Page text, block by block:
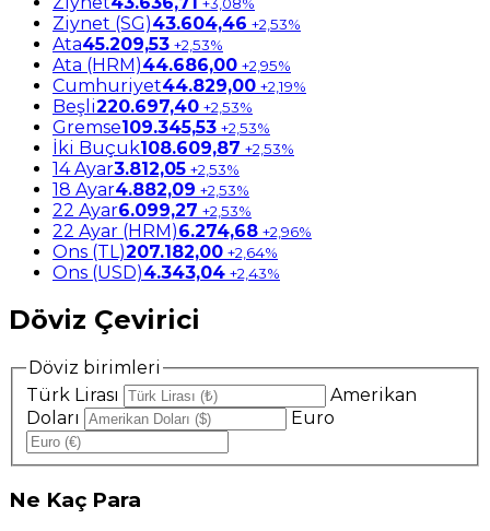
Ziynet (SG)43.604,46 +2,53%
Ata45.209,53 +2,53%
Ata (HRM)44.686,00 +2,95%
Cumhuriyet44.829,00 +2,19%
Beşli220.697,40 +2,53%
Gremse109.345,53 +2,53%
İki Buçuk108.609,87 +2,53%
14 Ayar3.812,05 +2,53%
18 Ayar4.882,09 +2,53%
22 Ayar6.099,27 +2,53%
22 Ayar (HRM)6.274,68 +2,96%
Ons (TL)207.182,00 +2,64%
Ons (USD)4.343,04 +2,43%
Döviz Çevirici
Döviz birimleri
Türk Lirası
Amerikan
Doları
Euro
Ne Kaç Para